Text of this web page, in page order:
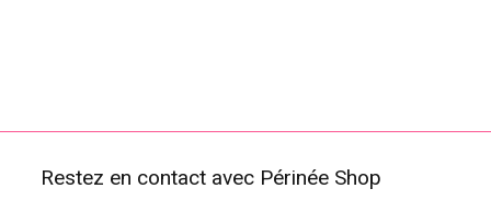
Restez en contact avec Périnée Shop